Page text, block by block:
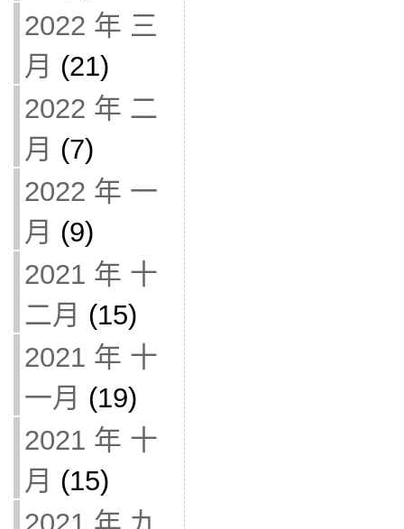
2022 年 三
月 (21)
2022 年 二
月 (7)
2022 年 一
月 (9)
2021 年 十
二月 (15)
2021 年 十
一月 (19)
2021 年 十
月 (15)